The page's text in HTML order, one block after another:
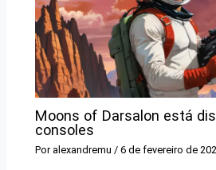
Moons of Darsalon está
consoles
Por alexandremu /6 de fevereiro de